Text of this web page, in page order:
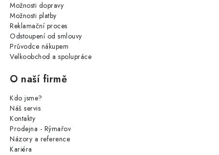
Možnosti dopravy
Možnosti platby
Reklamační proces
Odstoupení od smlouvy
Průvodce nákupem
Velkoobchod a spolupráce
O naší firmě
Kdo jsme?
Náš servis
Kontakty
Prodejna - Rýmařov
Názory a reference
Kariéra